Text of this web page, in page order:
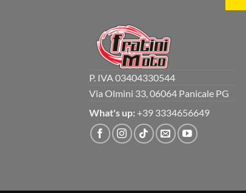
P. IVA 03404330544
Via Olmini 33, 06064 Panicale PG
What's up: +39 3334656649